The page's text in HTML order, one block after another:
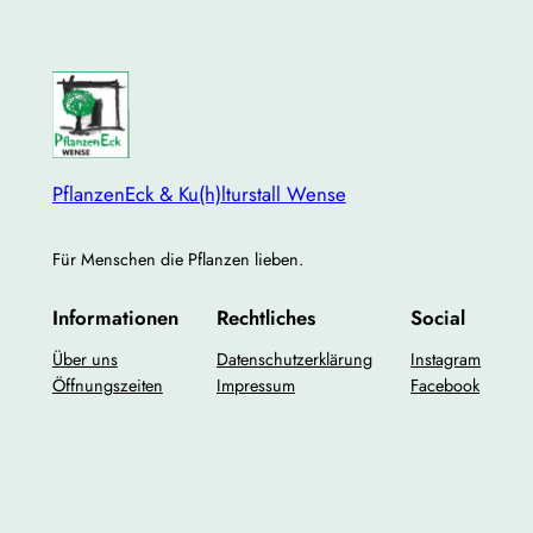
PflanzenEck & Ku(h)lturstall Wense
Für Menschen die Pflanzen lieben.
Informationen
Über uns
Öffnungszeiten
Rechtliches
Datenschutzerklärung
Impressum
Social
Instagram
Facebook